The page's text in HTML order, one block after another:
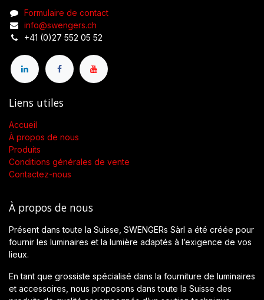
Formulaire de contact
info@swengers.ch
+41 (0)27 552 05 52
Liens utiles
Accueil
À propos de nous
Produits
Conditions générales de vente
Contactez-nous
À propos de nous
Présent dans toute la Suisse, SWENGERs Sàrl a été créée pour
fournir les luminaires et la lumière adaptés à l’exigence de vos
lieux.
En tant que grossiste spécialisé dans la fourniture de luminaires
et accessoires, nous proposons dans toute la Suisse des